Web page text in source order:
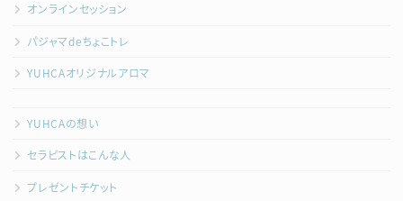
オンラインセッション
パジャマdeちょこトレ
YUHCAオリジナルアロマ
YUHCAの想い
セラピストはこんな人
プレゼントチケット